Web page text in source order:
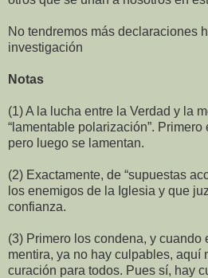
No tendremos más declaraciones
investigación
Notas
(1) A la lucha entre la Verdad y la
“lamentable polarización”.
pero luego se lamentan.
(2) Exactamente, de “supuestas
los enemigos de la Iglesia y que
confianza.
(3) Primero los condena, y cuando
mentira, ya no hay culpables, aquí
curación para todos. Pues sí, hay